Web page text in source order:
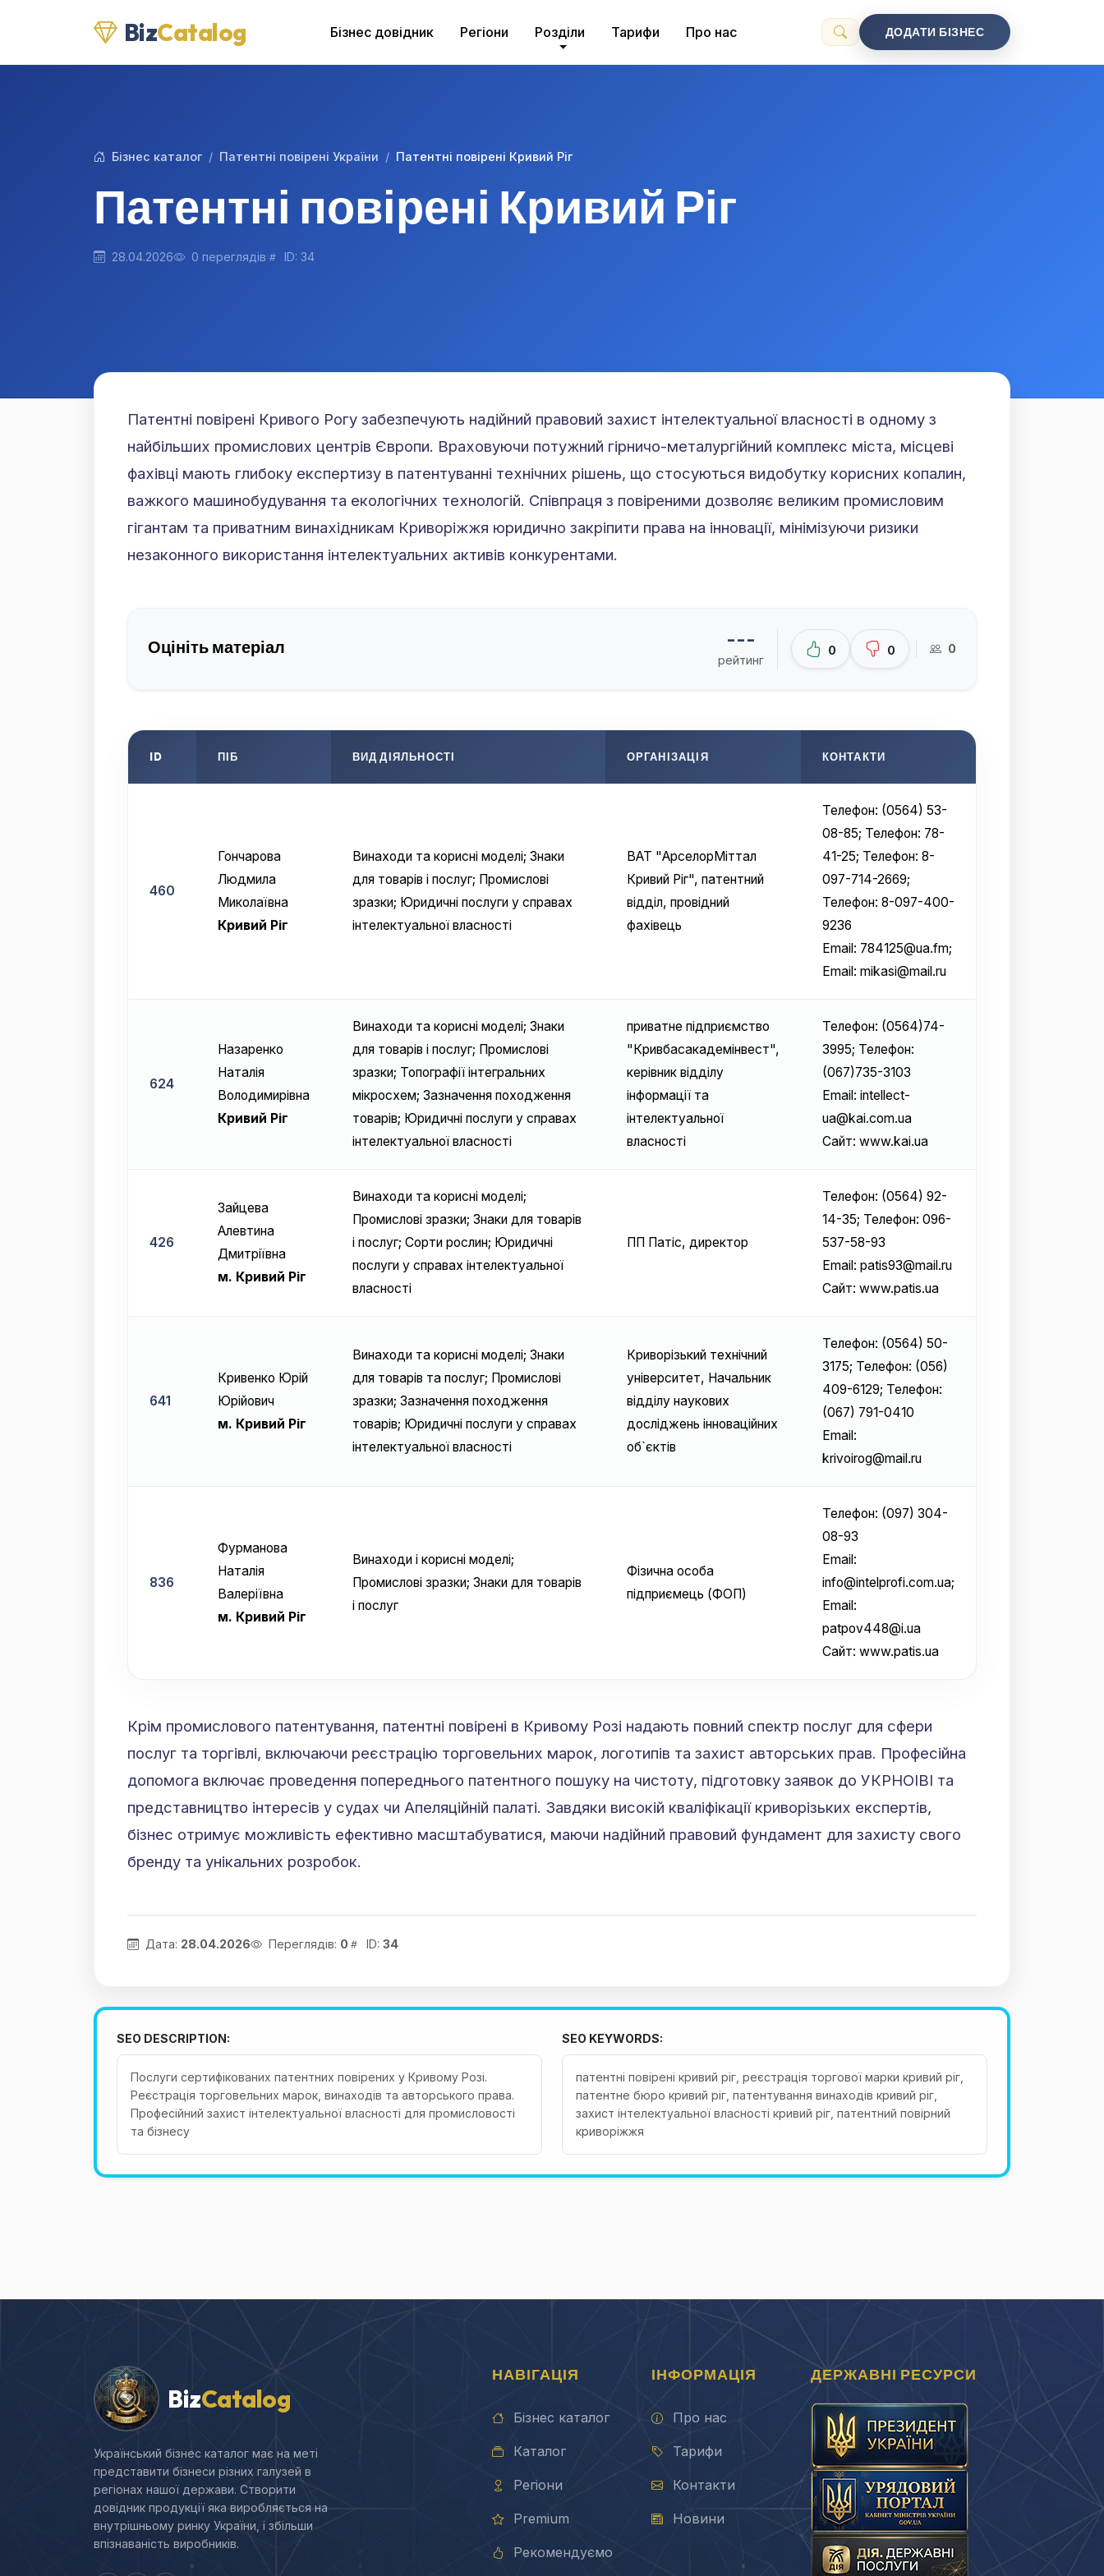
BizCatalog Бізнес довідник Регіони Розділи Тарифи Про нас ДОДАТИ БІЗНЕС
Бізнес каталог Патентні повірені України Патентні повірені Кривий Ріг
Патентні повірені Кривий Ріг
28.04.2026 0 переглядів ID: 34
Патентні повірені Кривого Рогу забезпечують надійний правовий захист інтелектуальної власності в одному з
найбільших промислових центрів Європи. Враховуючи потужний гірничо-металургійний комплекс міста, місцеві
фахівці мають глибоку експертизу в патентуванні технічних рішень, що стосуються видобутку корисних копалин,
важкого машинобудування та екологічних технологій. Співпраця з повіреними дозволяє великим промисловим
гігантам та приватним винахідникам Криворіжжя юридично закріпити права на інновації, мінімізуючи ризики
незаконного використання інтелектуальних активів конкурентами.
Оцініть матеріал ---
рейтинг
0 0 0
ID ПІБ ВИД ДІЯЛЬНОСТІ ОРГАНІЗАЦІЯ КОНТАКТИ
460
Гончарова
Людмила
Миколаївна
Кривий Ріг
Винаходи та корисні моделі; Знаки
для товарів і послуг; Промислові
зразки; Юридичні послуги у справах
інтелектуальної власності
ВАТ "АрселорМіттал
Кривий Ріг", патентний
відділ, провідний
фахівець
Телефон: (0564) 53-
08-85; Телефон: 78-
41-25; Телефон: 8-
097-714-2669;
Телефон: 8-097-400-
9236
Email: 784125@ua.fm;
Email: mikasi@mail.ru
624
Назаренко
Наталія
Володимирівна
Кривий Ріг
Винаходи та корисні моделі; Знаки
для товарів і послуг; Промислові
зразки; Топографії інтегральних
мікросхем; Зазначення походження
товарів; Юридичні послуги у справах
інтелектуальної власності
приватне підприємство
"Кривбасакадемінвест",
керівник відділу
інформації та
інтелектуальної
власності
Телефон: (0564)74-
3995; Телефон:
(067)735-3103
Email: intellect-
ua@kai.com.ua
Сайт: www.kai.ua
426
Зайцева
Алевтина
Дмитрiївна
м. Кривий Ріг
Винаходи та корисні моделі;
Промислові зразки; Знаки для товарів
і послуг; Сорти рослин; Юридичні
послуги у справах інтелектуальної
власності
ПП Патіс, директор
Телефон: (0564) 92-
14-35; Телефон: 096-
537-58-93
Email: patis93@mail.ru
Сайт: www.patis.ua
641
Кривенко Юрій
Юрійович
м. Кривий Ріг
Винаходи та корисні моделі; Знаки
для товарів та послуг; Промислові
зразки; Зазначення походження
товарів; Юридичні послуги у справах
інтелектуальної власності
Криворізький технічний
університет, Начальник
відділу наукових
досліджень інноваційних
об`єктів
Телефон: (0564) 50-
3175; Телефон: (056)
409-6129; Телефон:
(067) 791-0410
Email:
krivoirog@mail.ru
836
Фурманова
Наталія
Валеріївна
м. Кривий Ріг
Винаходи і корисні моделі;
Промислові зразки; Знаки для товарів
і послуг
Фізична особа
підприємець (ФОП)
Телефон: (097) 304-
08-93
Email:
info@intelprofi.com.ua;
Email:
patpov448@i.ua
Сайт: www.patis.ua
Крім промислового патентування, патентні повірені в Кривому Розі надають повний спектр послуг для сфери
послуг та торгівлі, включаючи реєстрацію торговельних марок, логотипів та захист авторських прав. Професійна
допомога включає проведення попереднього патентного пошуку на чистоту, підготовку заявок до УКРНОІВІ та
представництво інтересів у судах чи Апеляційній палаті. Завдяки високій кваліфікації криворізьких експертів,
бізнес отримує можливість ефективно масштабуватися, маючи надійний правовий фундамент для захисту свого
бренду та унікальних розробок.
Дата: 28.04.2026 Переглядів: 0 ID: 34
SEO DESCRIPTION:
Послуги сертифікованих патентних повірених у Кривому Розі.
Реєстрація торговельних марок, винаходів та авторського права.
Професійний захист інтелектуальної власності для промисловості
та бізнесу
SEO KEYWORDS:
патентні повірені кривий ріг, реєстрація торгової марки кривий ріг,
патентне бюро кривий ріг, патентування винаходів кривий ріг,
захист інтелектуальної власності кривий ріг, патентний повірний
криворіжжя
BizCatalog
Український бізнес каталог має на меті
представити бізнеси різних галузей в
регіонах нашої держави. Створити
довідник продукції яка виробляється на
внутрішньому ринку України, і збільши
впізнаваність виробників.
НАВІГАЦІЯ
Бізнес каталог
Каталог
Регіони
Premium
Рекомендуємо
ІНФОРМАЦІЯ
Про нас
Тарифи
Контакти
Новини
ДЕРЖАВНІ РЕСУРСИ